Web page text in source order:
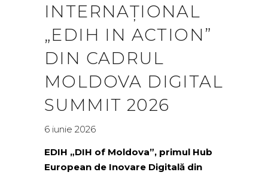
INTERNAȚIONAL
„EDIH IN ACTION”
DIN CADRUL
MOLDOVA DIGITAL
SUMMIT 2026
6 iunie 2026
EDIH „DIH of Moldova”, primul Hub
European de Inovare Digitală din